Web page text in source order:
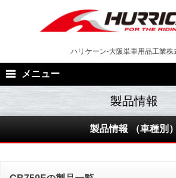
ハリケーン-大阪単車用品工業株
メニュー
製品情報 （車種別）